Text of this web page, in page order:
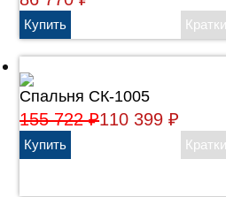
Спальня СК-1005
155 722₽110 399₽